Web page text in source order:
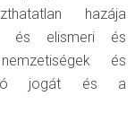
hazája
és elismeri és
és
jogát és a